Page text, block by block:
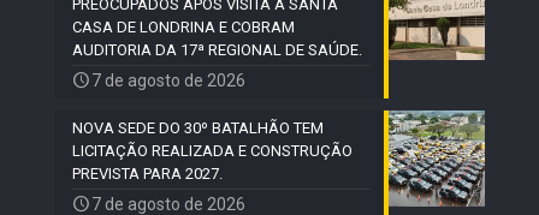
PREOCUPADOS APÓS VISITA À SANTA
CASA DE LONDRINA E COBRAM
AUDITORIA DA 17ª REGIONAL DE SAÚDE.
7 de agosto de 2026
NOVA SEDE DO 30º BATALHÃO TEM
LICITAÇÃO REALIZADA E CONSTRUÇÃO
PREVISTA PARA 2027.
7 de agosto de 2026